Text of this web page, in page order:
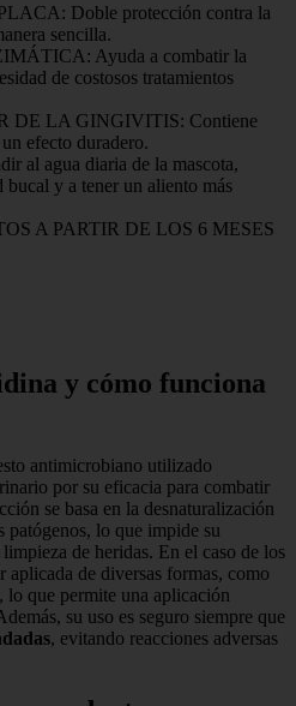
Doble protección contra la
sencilla.
Ayuda a combatir la
de costosos tratamientos
DE LA GINGIVITIS: Contiene
efecto duradero.
al agua diaria de la mascota,
bucal y a tener un aliento más
A PARTIR DE LOS 6 MESES
y cómo funciona
antimicrobiano utilizado
por su eficacia para combatir
se basa en la desnaturalización
patógenos, lo que impide su
de heridas. En el caso de los
aplicada de diversas formas, como
lo que permite una aplicación
su uso es seguro siempre que
, evitando reacciones adversas